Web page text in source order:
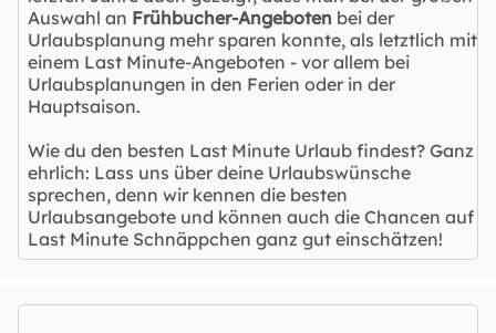
Auswahl an Frühbucher-Angeboten bei der
Urlaubsplanung mehr sparen konnte, als letztlich mit
einem Last Minute-Angeboten - vor allem bei
Urlaubsplanungen in den Ferien oder in der
Hauptsaison.
Wie du den besten Last Minute Urlaub findest? Ganz
ehrlich: Lass uns über deine Urlaubswünsche
sprechen, denn wir kennen die besten
Urlaubsangebote und können auch die Chancen auf
Last Minute Schnäppchen ganz gut einschätzen!